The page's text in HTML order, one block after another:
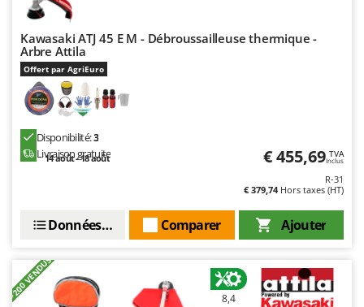
Kawasaki ATJ 45 E M - Débroussailleuse thermique -
Arbre Attila
Offert par AgriEuro
Disponibilité:3
Livraison gratuite
14 août - 18 août € 455,69 TVA
Inclus
R-31
€ 379,74Hors taxes (HT)
Ajouter
Comparer
Données techniques
+200 VENDUS 8,4